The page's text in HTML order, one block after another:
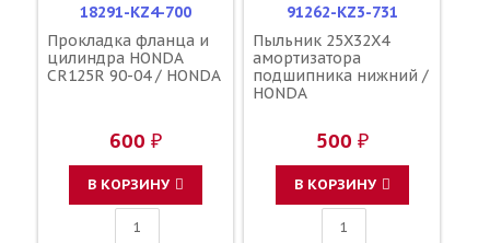
18291-KZ4-700
Прокладка фланца и
цилиндра HONDA
CR125R 90-04 / HONDA
600 ₽
В КОРЗИНУ
91262-KZ3-731
Пыльник 25X32X4
амортизатора
подшипника нижний /
HONDA
500 ₽
В КОРЗИНУ